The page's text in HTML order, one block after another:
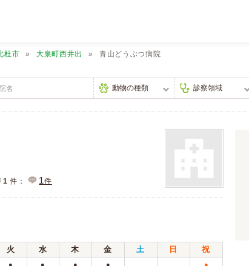
杜市 大泉町西井出 青山どうぶつ病院
1 件： 1件
火 水 木 金 土 日
祝
● ● ● ● ●